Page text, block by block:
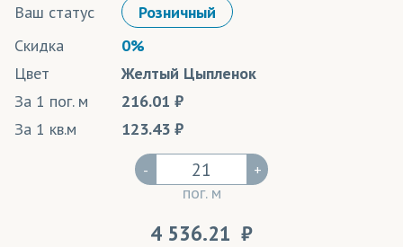
Ваш статус
Розничный
Скидка
0%
Цвет
Желтый Цыпленок
За 1 пог. м
216.01
За 1 кв.м
123.43
-
пог. м
+
4 536.21